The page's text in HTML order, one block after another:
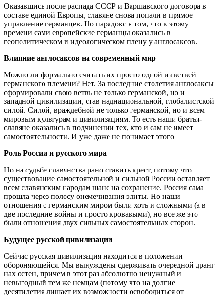
Оказавшись после распада СССР и Варшавского договора в
составе единой Европы, славяне снова попали в прямое
управление германцев. Но парадокс в том, что к этому
времени сами европейские германцы оказались в
геополитическом и идеологическом плену у англосаксов.
Влияние англосаксов на современный мир
Можно ли формально считать их просто одной из ветвей
германского племени? Нет. За последние столетия англосаксы
сформировали свою ветвь не только германской, но и
западной цивилизации, став наднациональной, глобалистской
силой. Силой, враждебной не только германской, но и всем
мировым культурам и цивилизациям. То есть наши братья-
славяне оказались в подчинении тех, кто и сам не имеет
самостоятельности. И уже даже не понимает этого.
Роль России и русского мира
Но на судьбе славянства рано ставить крест, потому что
существование самостоятельной и сильной России оставляет
всем славянским народам шанс на сохранение. Россия сама
прошла через полосу онемечивания элиты. Но наши
отношения с германским миром были хоть и сложными (а в
две последние войны и просто кровавыми), но все же это
были отношения двух сильных самостоятельных сторон.
Будущее русской цивилизации
Сейчас русская цивилизация находится в положении
обороняющейся. Мы вынуждены сдерживать очередной дранг
нах остен, причем в этот раз абсолютно ненужный и
невыгодный тем же немцам (потому что на долгие
десятилетия лишает их возможности освободиться от